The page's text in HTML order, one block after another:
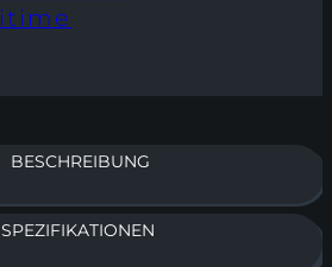
BESCHREIBUNG
SPEZIFIKATIONEN